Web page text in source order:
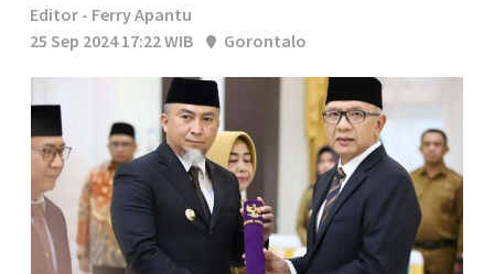
Editor - Ferry Apantu
25 Sep 2024 17:22 WIB
Gorontalo